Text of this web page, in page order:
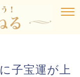
子宝運が上